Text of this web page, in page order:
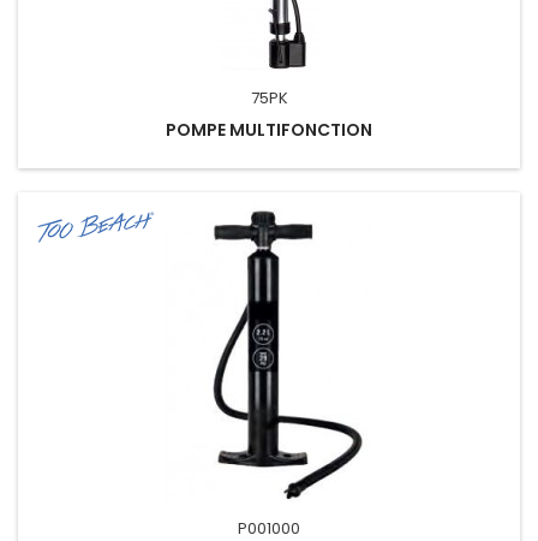
75PK
POMPE MULTIFONCTION
P001000